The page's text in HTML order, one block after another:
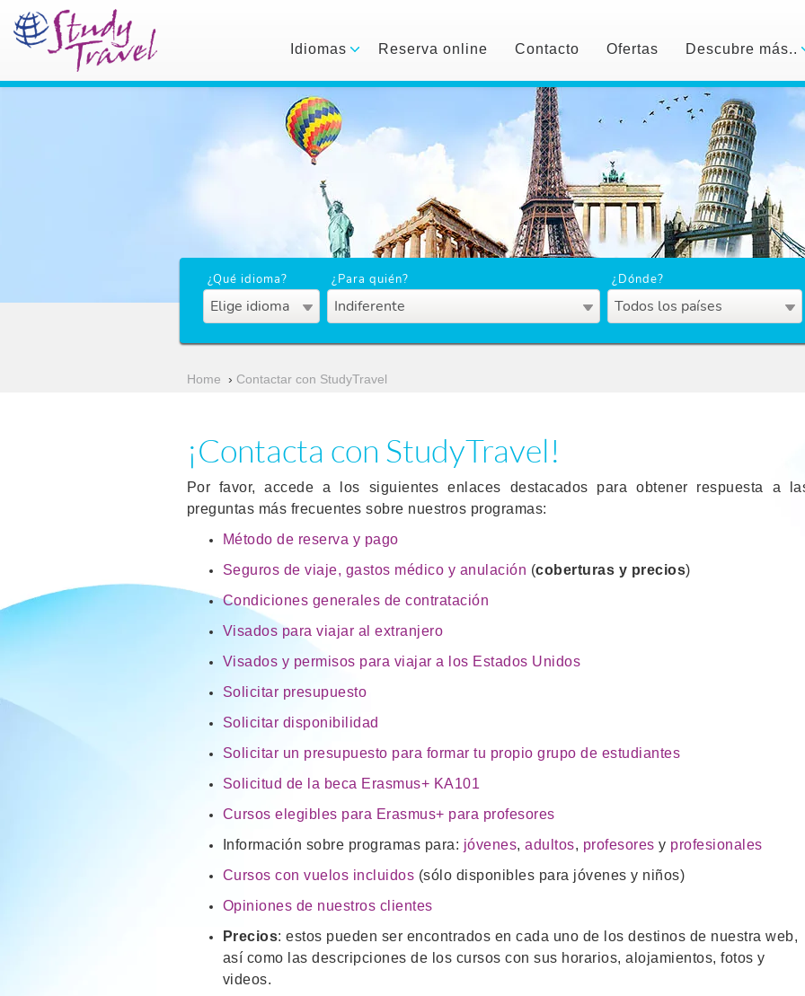
Idiomas Reserva online Contacto Ofertas Descubre más..
¿Qué idioma?
Elige idioma
¿Para quién?
Indiferente
¿Dónde?
Todos los países
Home › Contactar con StudyTravel
¡Contacta con StudyTravel!
Por favor, accede a los siguientes enlaces destacados para obtener respuesta a
preguntas más frecuentes sobre nuestros programas:
Método de reserva y pago
Seguros de viaje, gastos médico y anulación (coberturas y precios)
Condiciones generales de contratación
Visados para viajar al extranjero
Visados y permisos para viajar a los Estados Unidos
Solicitar presupuesto
Solicitar disponibilidad
Solicitar un presupuesto para formar tu propio grupo de estudiantes
Solicitud de la beca Erasmus+ KA101
Cursos elegibles para Erasmus+ para profesores
Información sobre programas para: jóvenes, adultos, profesores y profesionales
Cursos con vuelos incluidos (sólo disponibles para jóvenes y niños)
Opiniones de nuestros clientes
Precios: estos pueden ser encontrados en cada uno de los destinos de nuestra web,
así como las descripciones de los cursos con sus horarios, alojamientos, fotos y
videos.